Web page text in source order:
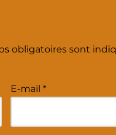
obligatoires sont
E-mail*